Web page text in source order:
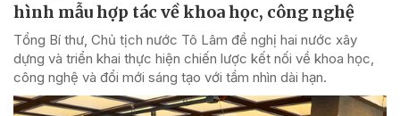
hình mẫu hợp tác về khoa học, công nghệ
Tổng Bí thư, Chủ tịch nước Tô Lâm đề nghị hai nước xây
dựng và triển khai thực hiện chiến lược kết nối về khoa học,
công nghệ và đổi mới sáng tạo với tầm nhìn dài hạn.